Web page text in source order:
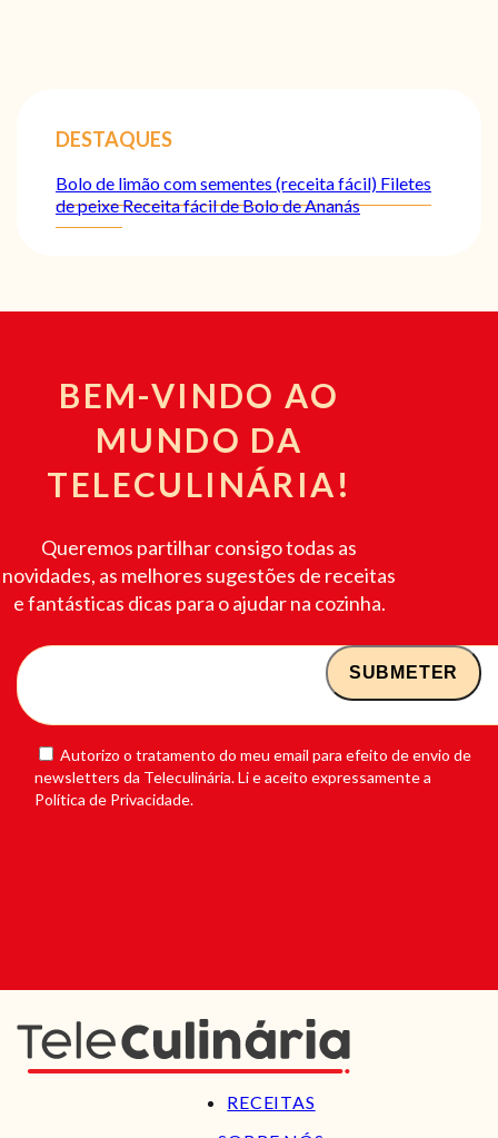
DESTAQUES
Bolo de limão com sementes (receita fácil) Filetes
de peixeReceita fácil de Bolo de Ananás
BEM-VINDO AO
MUNDO DA
TELECULINÁRIA!
Queremos partilhar consigo todas as
novidades, as melhores sugestões de receitas
e fantásticas dicas para o ajudar na cozinha.
Autorizo o tratamento do meu email para efeito de envio de
newsletters da Teleculinária. Li e aceito expressamente a
Política de Privacidade.
RECEITAS